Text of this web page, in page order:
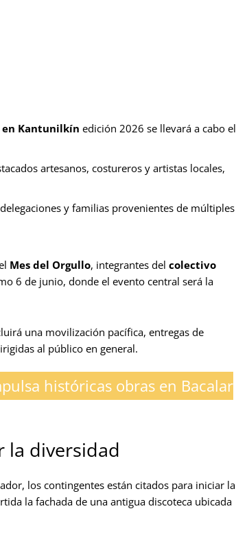
en Kantunilkín edición 2026 se llevará a cabo el
artesanos, costureros y artistas locales,
y familias provenientes de múltiples
Mes del Orgullo, integrantes del colectivo
6 de junio, donde el evento central será la
una movilización pacífica, entregas de
al público en general.
históricas obras en Bacalar
la diversidad
los contingentes están citados para iniciar la
la fachada de una antigua discoteca ubicada